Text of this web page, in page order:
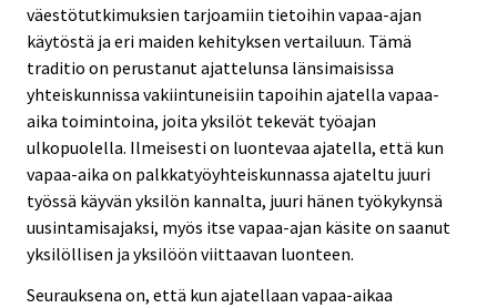
väestötutkimuksien tarjoamiin tietoihin vapaa-ajan
käytöstä ja eri maiden kehityksen vertailuun. Tämä
traditio on perustanut ajattelunsa länsimaisissa
yhteiskunnissa vakiintuneisiin tapoihin ajatella vapaa-
aika toimintoina, joita yksilöt tekevät työajan
ulkopuolella. Ilmeisesti on luontevaa ajatella, että kun
vapaa-aika on palkkatyöyhteiskunnassa ajateltu juuri
työssä käyvän yksilön kannalta, juuri hänen työkykynsä
uusintamisajaksi, myös itse vapaa-ajan käsite on saanut
yksilöllisen ja yksilöön viittaavan luonteen.
Seurauksena on, että kun ajatellaan vapaa-aikaa